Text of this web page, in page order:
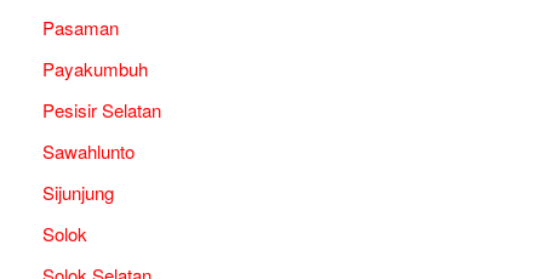
Pasaman
Payakumbuh
Pesisir Selatan
Sawahlunto
Sijunjung
Solok